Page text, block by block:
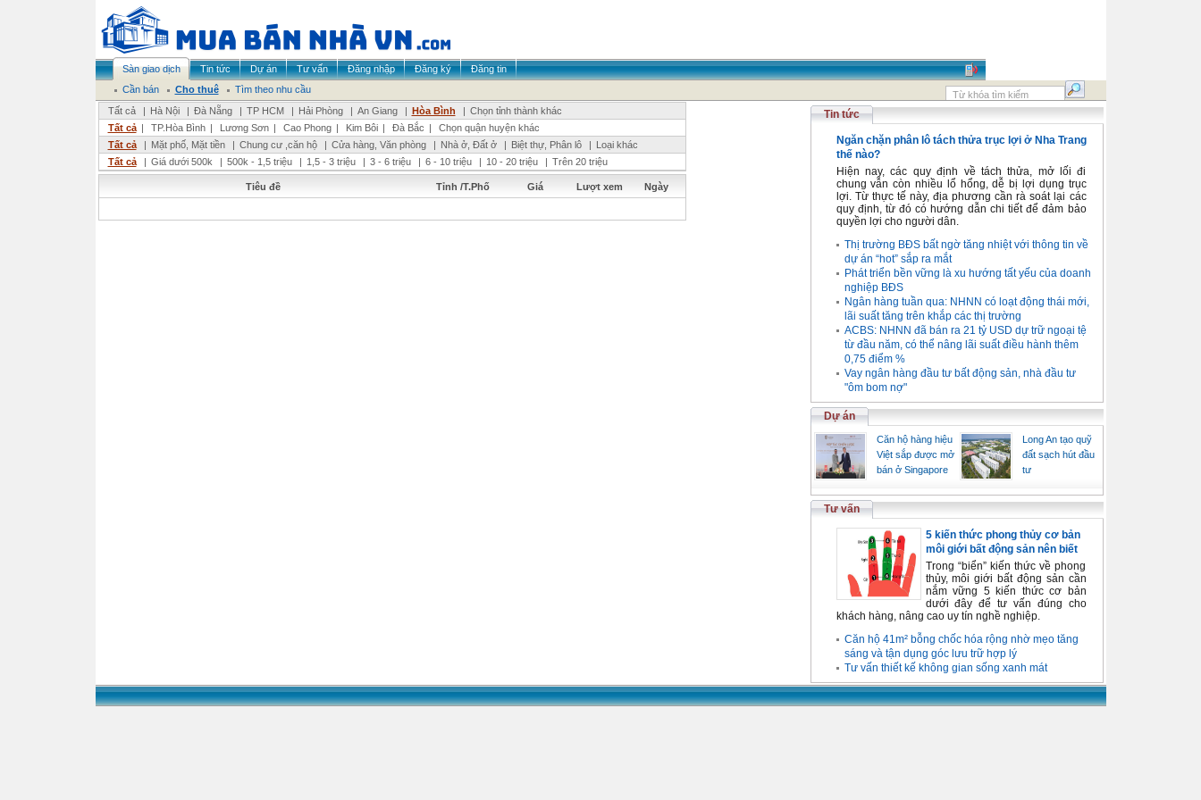
Sàn giao dịch Tin tức Dự án Tư vấn Đăng nhập Đăng ký
Đăng tin
Cần bán
Cho thuê
Tìm theo nhu cầu
Tất cả
| Hà Nội | Đà Nẵng | TP HCM | Hải Phòng | An Giang | Hòa Bình | Chọn tỉnh thành khác
Tất cả | TP.Hòa Bình | Lương Sơn | Cao Phong | Kim Bôi | Đà Bắc |
Chọn quận huyện khác
Tất cả
| Mặt phố, Mặt tiền | Chung cư ,căn hộ | Cửa hàng, Văn phòng | Nhà ở, Đất ở | Biệt thự, Phân lô | Loại khác
Tất cả
| Giá dưới 500k | 500k - 1,5 triệu | 1,5 - 3 triệu | 3 - 6 triệu | 6 - 10 triệu | 10 - 20 triệu | Trên 20 triệu
Tiêu đề Tỉnh /T.Phố Giá Lượt xem Ngày
Tin tức
Ngăn chặn phân lô tách thửa trục lợi ở Nha Trang
thế nào?
Hiện nay, các quy định về tách thửa, mở lối đi
chung vẫn còn nhiều lổ hổng, dễ bị lợi dụng trục
lợi. Từ thực tế này, địa phương cần rà soát lại các
quy định, từ đó có hướng dẫn chi tiết để đảm bảo
quyền lợi cho người dân.
Thị trường BĐS bất ngờ tăng nhiệt với thông tin về
dự án “hot” sắp ra mắt
Phát triển bền vững là xu hướng tất yếu của doanh
nghiệp BĐS
Ngân hàng tuần qua: NHNN có loạt động thái mới,
lãi suất tăng trên khắp các thị trường
ACBS: NHNN đã bán ra 21 tỷ USD dự trữ ngoại tệ
từ đầu năm, có thể nâng lãi suất điều hành thêm
0,75 điểm %
Vay ngân hàng đầu tư bất động sản, nhà đầu tư
"ôm bom nợ"
Dự án
Căn hộ hàng hiệu
Việt sắp được mở
bán ở Singapore
Long An tạo quỹ
đất sạch hút đầu
tư
Tư vấn
5 kiến thức phong thủy cơ bản
môi giới bất động sản nên biết
Trong “biển” kiến thức về phong
thủy, môi giới bất động sản cần
nắm vững 5 kiến thức cơ bản
dưới đây để tư vấn đúng cho
khách hàng, nâng cao uy tín nghề nghiệp.
Căn hộ 41m² bỗng chốc hóa rộng nhờ mẹo tăng
sáng và tận dụng góc lưu trữ hợp lý
Tư vấn thiết kế không gian sống xanh mát